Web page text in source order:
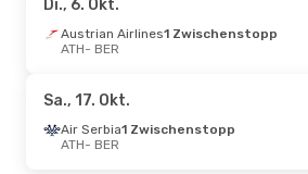
BER - ATH
Air Serbia1 Zwischenstopp
ATH - BER
RyanairDirekt
BER
- ATH
Di., 6. Okt.
Austrian Airlines1 Zwischenstopp
ATH- BER
Sa., 17. Okt.
Air Serbia1 Zwischenstopp
ATH- BER